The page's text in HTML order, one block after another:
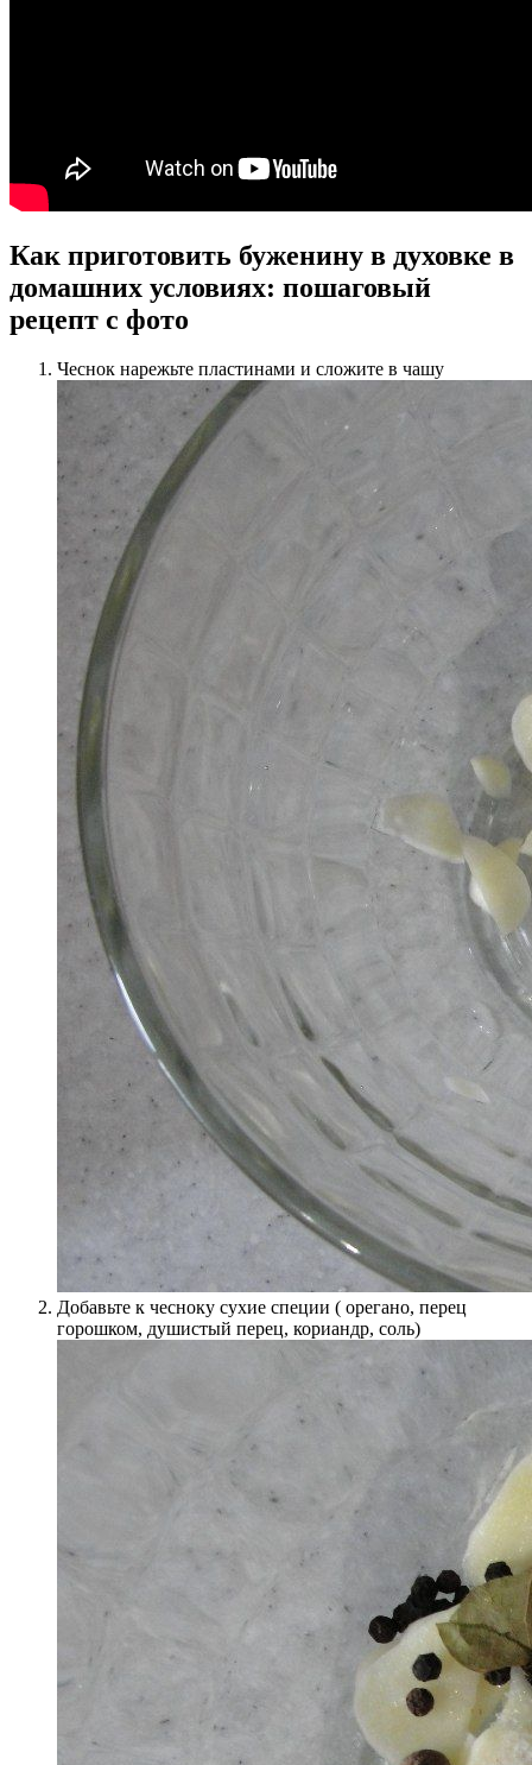
Как приготовить буженину в духовке в
домашних условиях: пошаговый
рецепт с фото
Чеснок нарежьте пластинами и сложите в чашу
Добавьте к чесноку сухие специи ( орегано, перец
горошком, душистый перец, кориандр, соль)